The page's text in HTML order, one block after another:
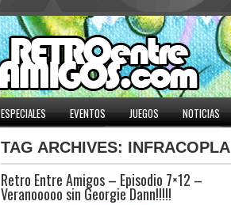
ESPECIALES EVENTOS JUEGOS NOTICIAS
TAG ARCHIVES: INFRACOPLA
Retro Entre Amigos – Episodio 7×12 –
Veranooooo sin Georgie Dann!!!!!